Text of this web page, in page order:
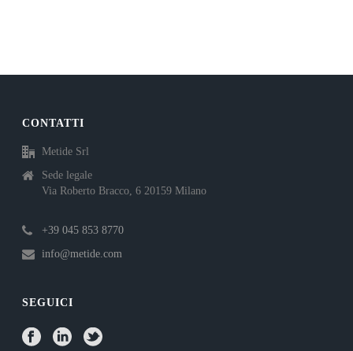
CONTATTI
Metide Srl
Sede legale
Via Roberto Bracco, 6 20159 Milano
+39 045 853 8770
info@metide.com
SEGUICI